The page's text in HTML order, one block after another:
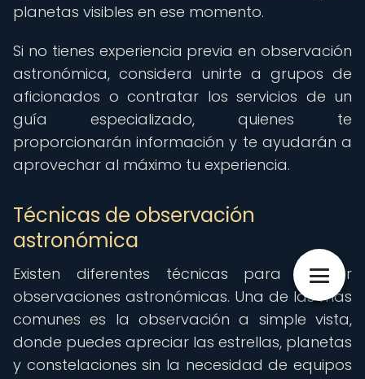
planetas visibles en ese momento.
Si no tienes experiencia previa en observación
astronómica, considera unirte a grupos de
aficionados o contratar los servicios de un
guía especializado, quienes te
proporcionarán información y te ayudarán a
aprovechar al máximo tu experiencia.
Técnicas de observación
astronómica
Existen diferentes técnicas para realizar
observaciones astronómicas. Una de las más
comunes es la observación a simple vista,
donde puedes apreciar las estrellas, planetas
y constelaciones sin la necesidad de equipos